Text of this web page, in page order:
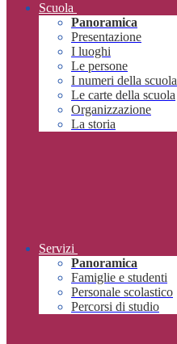
Scuola
Panoramica
Presentazione
I luoghi
Le persone
I numeri della scuola
Le carte della scuola
Organizzazione
La storia
Servizi
Panoramica
Famiglie e studenti
Personale scolastico
Percorsi di studio